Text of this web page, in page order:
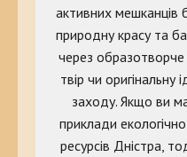
активних мешканців
природну красу та
через образотворче
твір чи
заходу. Якщо ви
приклади
ресурсів Дністра,